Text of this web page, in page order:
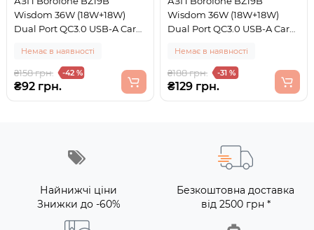
Wisdom 36W (18W+18W)
Dual Port QC3.0 USB-A Car
Немає в наявності
₴158 грн. -42 %
₴92 грн.
Wisdom 36W (18W+18W)
Dual Port QC3.0 USB-A Car
1м Black
Немає в наявності
₴188 грн. -31 %
₴129 грн.
Найнижчі ціни
Знижки до -60%
Безкоштовна доставка
від 2500 грн *